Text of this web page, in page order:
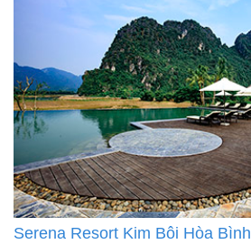
Serena Resort Kim Bôi Hòa Bình